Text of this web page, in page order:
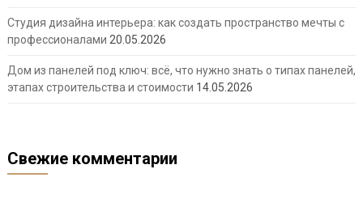
Студия дизайна интерьера: как создать пространство мечты с
профессионалами 20.05.2026
Дом из панелей под ключ: всё, что нужно знать о типах панелей,
этапах строительства и стоимости 14.05.2026
Свежие комментарии